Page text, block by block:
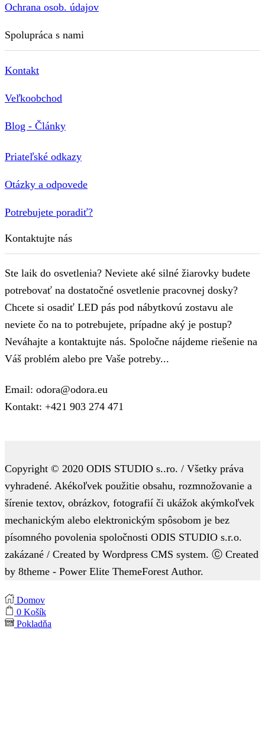
Ochrana osob. údajov
Spolupráca s nami
Kontakt
Veľkoobchod
Blog - Články
Priateľské odkazy
Otázky a odpovede
Potrebujete poradiť?
Kontaktujte nás
Ste laik do osvetlenia? Neviete aké silné žiarovky budete
potrebovať na dostatočné osvetlenie pracovnej dosky?
Chcete si osadiť LED pás pod nábytkovú zostavu ale
neviete čo na to potrebujete, prípadne aký je postup?
Neváhajte a kontaktujte nás. Spoločne nájdeme riešenie na
Váš problém alebo pre Vaše potreby...
Email: odora@odora.eu
Kontakt: +421 903 274 471
Copyright © 2020 ODIS STUDIO s..ro. / Všetky práva
vyhradené. Akékoľvek použitie obsahu, rozmnožovanie a
šírenie textov, obrázkov, fotografií či ukážok akýmkoľvek
mechanickým alebo elektronickým spôsobom je bez
písomného povolenia spoločnosti ODIS STUDIO s.r.o.
zakázané / Created by Wordpress CMS system. Ⓒ Created
by 8theme - Power Elite ThemeForest Author.
Domov
0 Košík
Pokladňa